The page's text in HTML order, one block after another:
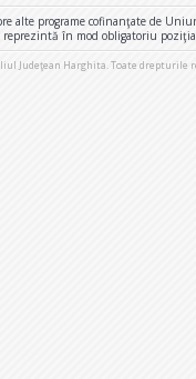
alte programe cofinanţate de
în mod obligatoriu
Judeţean Harghita. Toate drepturile